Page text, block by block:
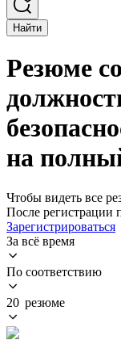
Найти
Резюме
на
Чтобы видеть все
После регистрации
Зарегистрироваться
За всё время
По соответствию
20 резюме